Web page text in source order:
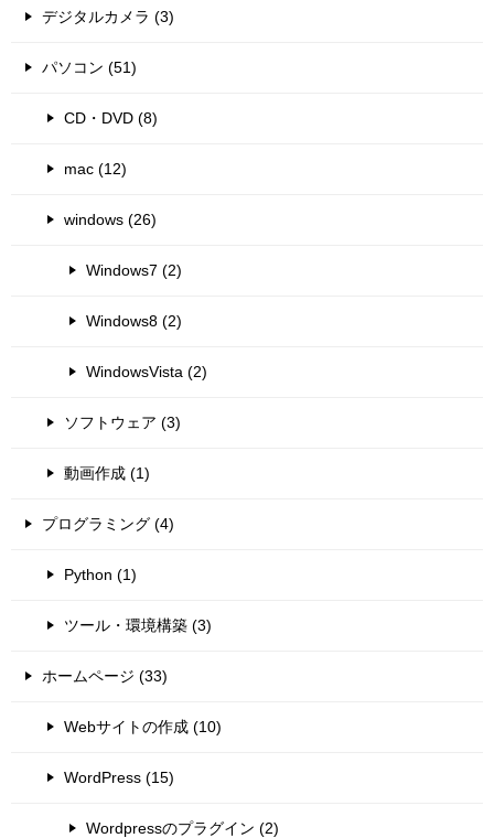
デジタルカメラ (3)
パソコン (51)
CD・DVD (8)
mac (12)
windows (26)
Windows7 (2)
Windows8 (2)
WindowsVista (2)
ソフトウェア (3)
動画作成 (1)
プログラミング (4)
Python (1)
ツール・環境構築 (3)
ホームページ (33)
Webサイトの作成 (10)
WordPress (15)
Wordpressのプラグイン (2)